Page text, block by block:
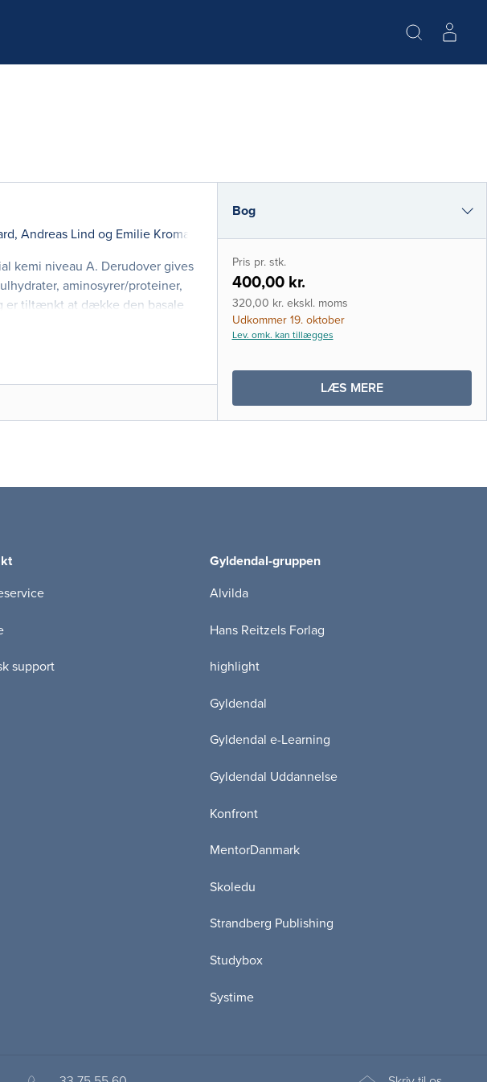
, Andreas Lind og Emilie Kromann-Thomsen
kemi niveau A. Derudover gives
aminosyrer/proteiner,
er tiltænkt at dække den basale
Bog
i-bog
Pris pr. stk.
400,00 kr.
320,00 kr. ekskl. moms
Udkommer 19. oktober
Lev. omk. kan tillægges
LÆS MEREOM
MEDICINSK
KEMI
support
Gyldendal-gruppen
Alvilda
Hans Reitzels Forlag
highlight
Gyldendal
Gyldendal e-Learning
Gyldendal Uddannelse
Konfront
MentorDanmark
Skoledu
Strandberg Publishing
Studybox
Systime